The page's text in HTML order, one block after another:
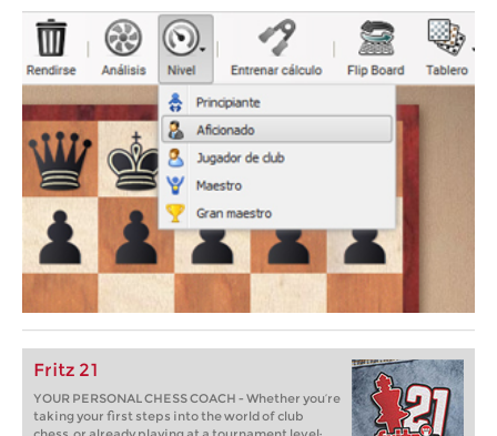
Fritz 21
YOUR PERSONAL CHESS COACH - Whether you’re
taking your first steps into the world of club